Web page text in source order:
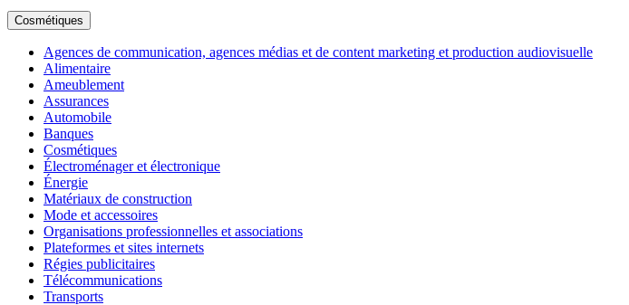
Cosmétiques
Agences de communication, agences médias et de content marketing et production audiovisuelle
Alimentaire
Ameublement
Assurances
Automobile
Banques
Cosmétiques
Électroménager et électronique
Énergie
Matériaux de construction
Mode et accessoires
Organisations professionnelles et associations
Plateformes et sites internets
Régies publicitaires
Télécommunications
Transports